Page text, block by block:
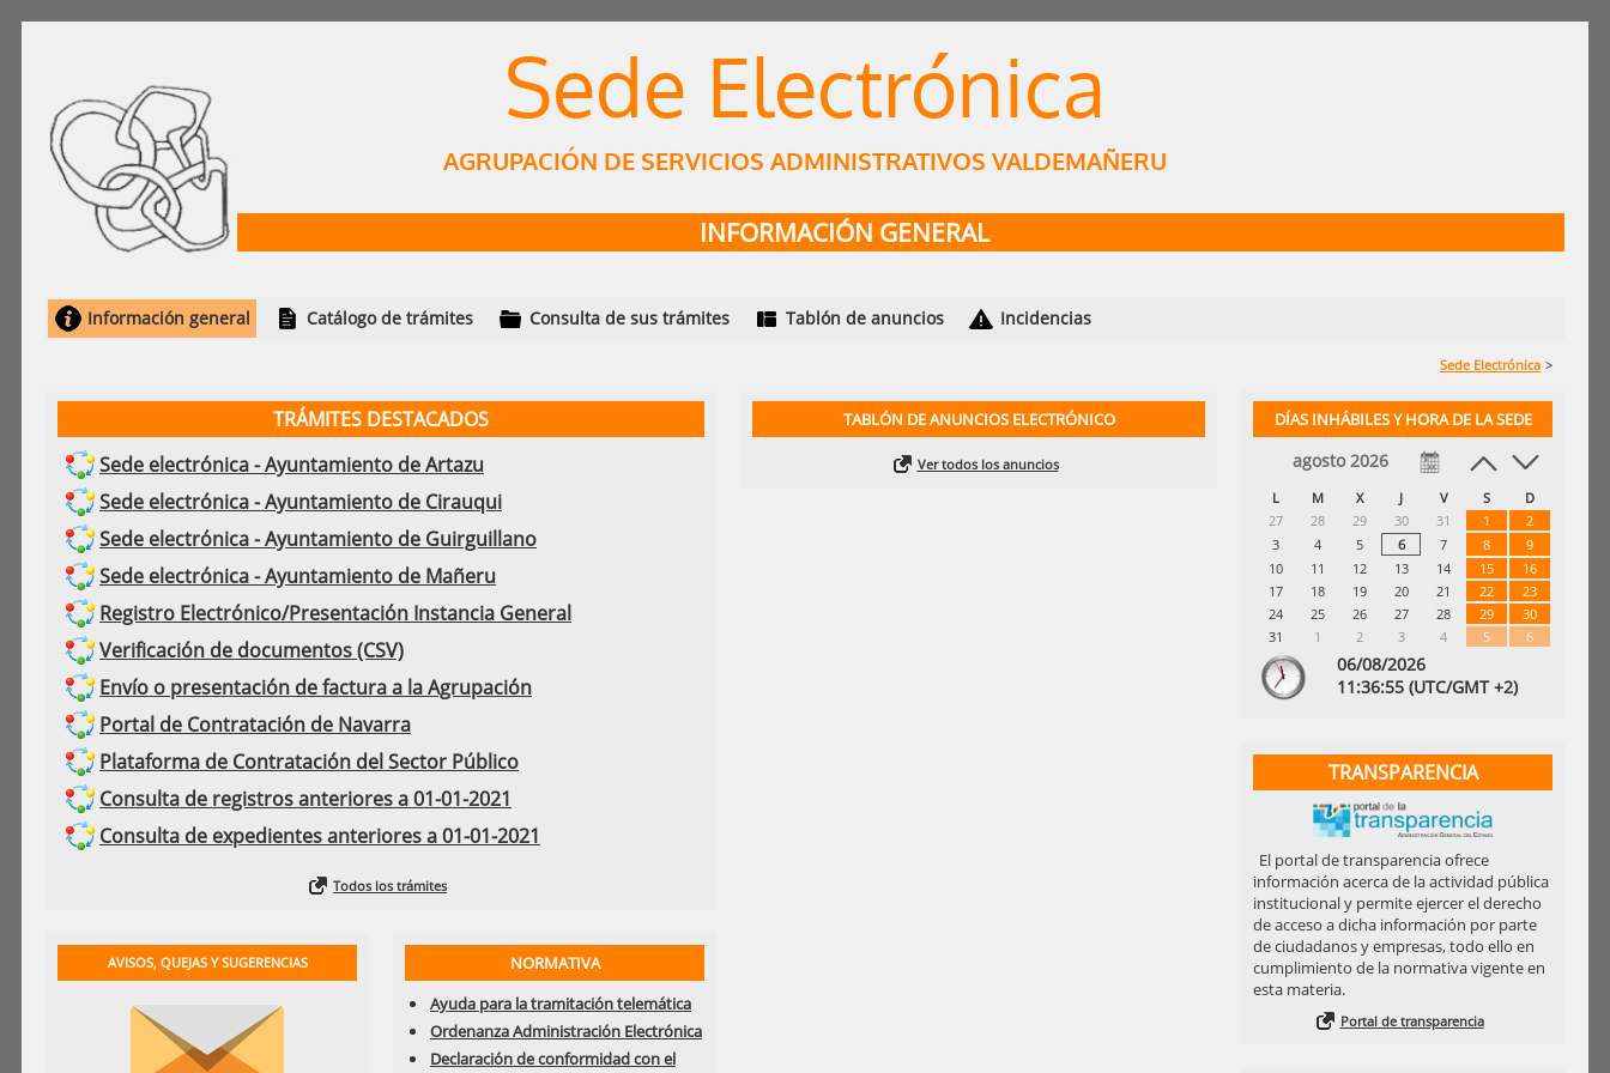
Sede Electrónica
AGRUPACIÓN DE SERVICIOS ADMINISTRATIVOS VALDEMAÑERU
INFORMACIÓN GENERAL
Información general Catálogo de trámites Consulta de sus trámites Tablón de anuncios Incidencias
Sede Electrónica >
TRÁMITES DESTACADOS
Sede electrónica - Ayuntamiento de Artazu
Sede electrónica - Ayuntamiento de Cirauqui
Sede electrónica - Ayuntamiento de Guirguillano
Sede electrónica - Ayuntamiento de Mañeru
Registro Electrónico/Presentación Instancia General
Verificación de documentos (CSV)
Envío o presentación de factura a la Agrupación
Portal de Contratación de Navarra
Plataforma de Contratación del Sector Público
Consulta de registros anteriores a 01-01-2021
Consulta de expedientes anteriores a 01-01-2021
Todos los trámites
AVISOS, QUEJAS Y SUGERENCIAS
NORMATIVA
Ayuda para la tramitación telemática
Ordenanza Administración Electrónica
Declaración de conformidad con el
TABLÓN DE ANUNCIOS ELECTRÓNICO
Ver todos los anuncios
DÍAS INHÁBILES Y HORA DE LA SEDE
agosto 2026
L M X J V S
D
27
28 29 30 31 1
2
3
4 5 6 7 8
9
10
11 12 13 14 15
16
17
18 19 20 21 22
23
24
25 26 27 28 29
30
31
1 2 3 4 5 6
06/08/2026
11:36:55 (UTC/GMT +2)
TRANSPARENCIA
El portal de transparencia ofrece
información acerca de la actividad pública
institucional y permite ejercer el derecho
de acceso a dicha información por parte
de ciudadanos y empresas, todo ello en
cumplimiento de la normativa vigente en
esta materia.
Portal de transparencia